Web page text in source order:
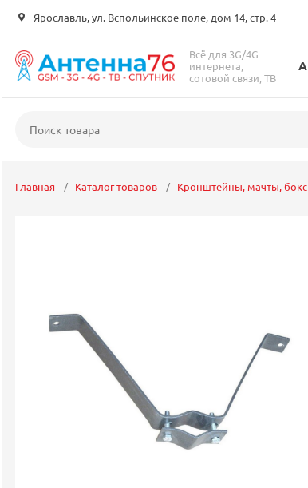
Ярославль, ул. Вспольинское поле, дом 14, стр. 4
Всё для 3G/4G
интернета,
сотовой связи, ТВ
Главная Каталог товаров Кронштейны, мачты,